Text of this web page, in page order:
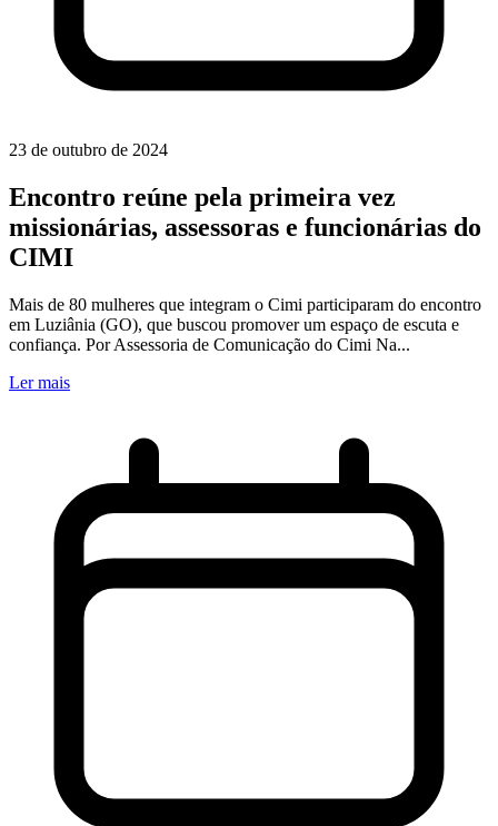
23 de outubro de 2024
Encontro reúne pela primeira vez
missionárias, assessoras e funcionárias do
CIMI
Mais de 80 mulheres que integram o Cimi participaram do encontro
em Luziânia (GO), que buscou promover um espaço de escuta e
confiança. Por Assessoria de Comunicação do Cimi Na...
Ler mais